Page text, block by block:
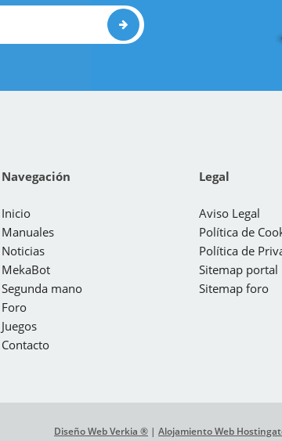
Navegación
Inicio
Manuales
Noticias
MekaBot
Segunda mano
Foro
Juegos
Contacto
Legal
Aviso Legal
Política de
Política de
Sitemap portal
Sitemap foro
Diseño Web Verkia ® | Alojamiento Web